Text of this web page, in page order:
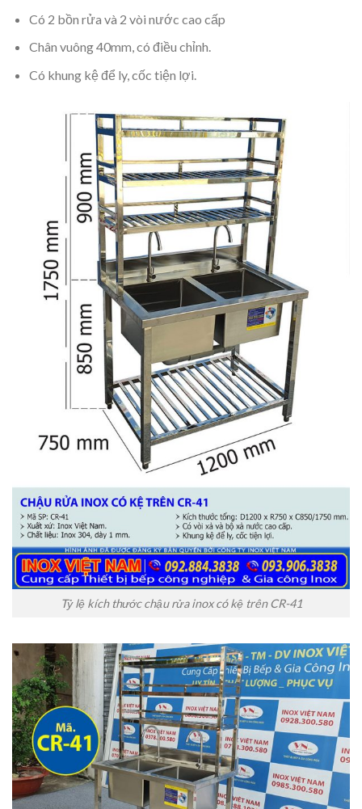
Có 2 bồn rửa và 2 vòi nước cao cấp
Chân vuông 40mm, có điều chỉnh.
Có khung kệ để ly, cốc tiện lợi.
Tỷ lệ kích thước chậu rửa inox có kệ trên CR-41